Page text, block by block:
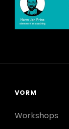
VORM
Workshops